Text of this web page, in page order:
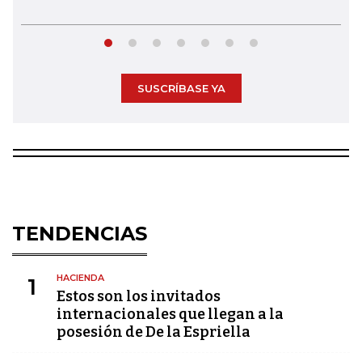
SUSCRÍBASE YA
TENDENCIAS
1 HACIENDA
Estos son los invitados
internacionales que llegan a la
posesión de De la Espriella